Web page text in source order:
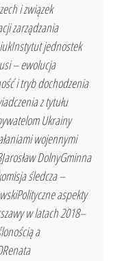
i związek
zarządzania
jednostek
– ewolucja
i tryb dochodzenia
z tytułu
Ukrainy
wojennymi
DolnyGminna
śledcza –
aspekty
w latach 2018–
a